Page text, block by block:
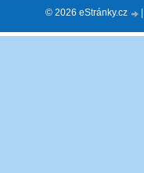
© 2026 eStránky.cz